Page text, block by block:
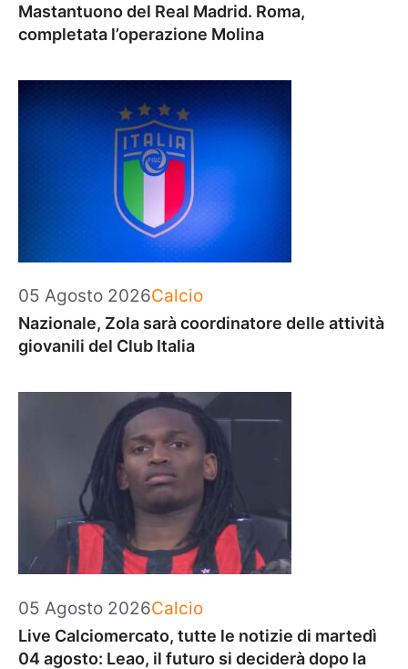
Mastantuono del Real Madrid. Roma,
completata l’operazione Molina
05 Agosto 2026Categorie
Calcio
Nazionale, Zola sarà coordinatore delle attività
giovanili del Club Italia
05 Agosto 2026Categorie
Calcio
Live Calciomercato, tutte le notizie di martedì
04 agosto: Leao, il futuro si deciderà dopo la